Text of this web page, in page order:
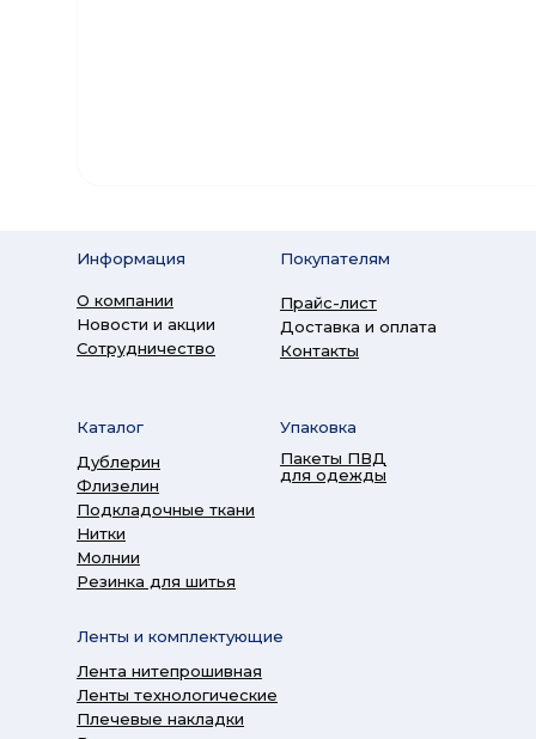
Информация
О компании
Новости и акции
Сотрудничество
Покупателям
Прайс-лист
Доставка и оплата
Контакты
Каталог
Дублерин
Флизелин
Подкладочные ткани
Нитки
Молнии
Резинка для шитья
Ленты и комплектующие
Лента нитепрошивная
Ленты технологические
Плечевые накладки
Упаковка
Пакеты ПВД
для одежды